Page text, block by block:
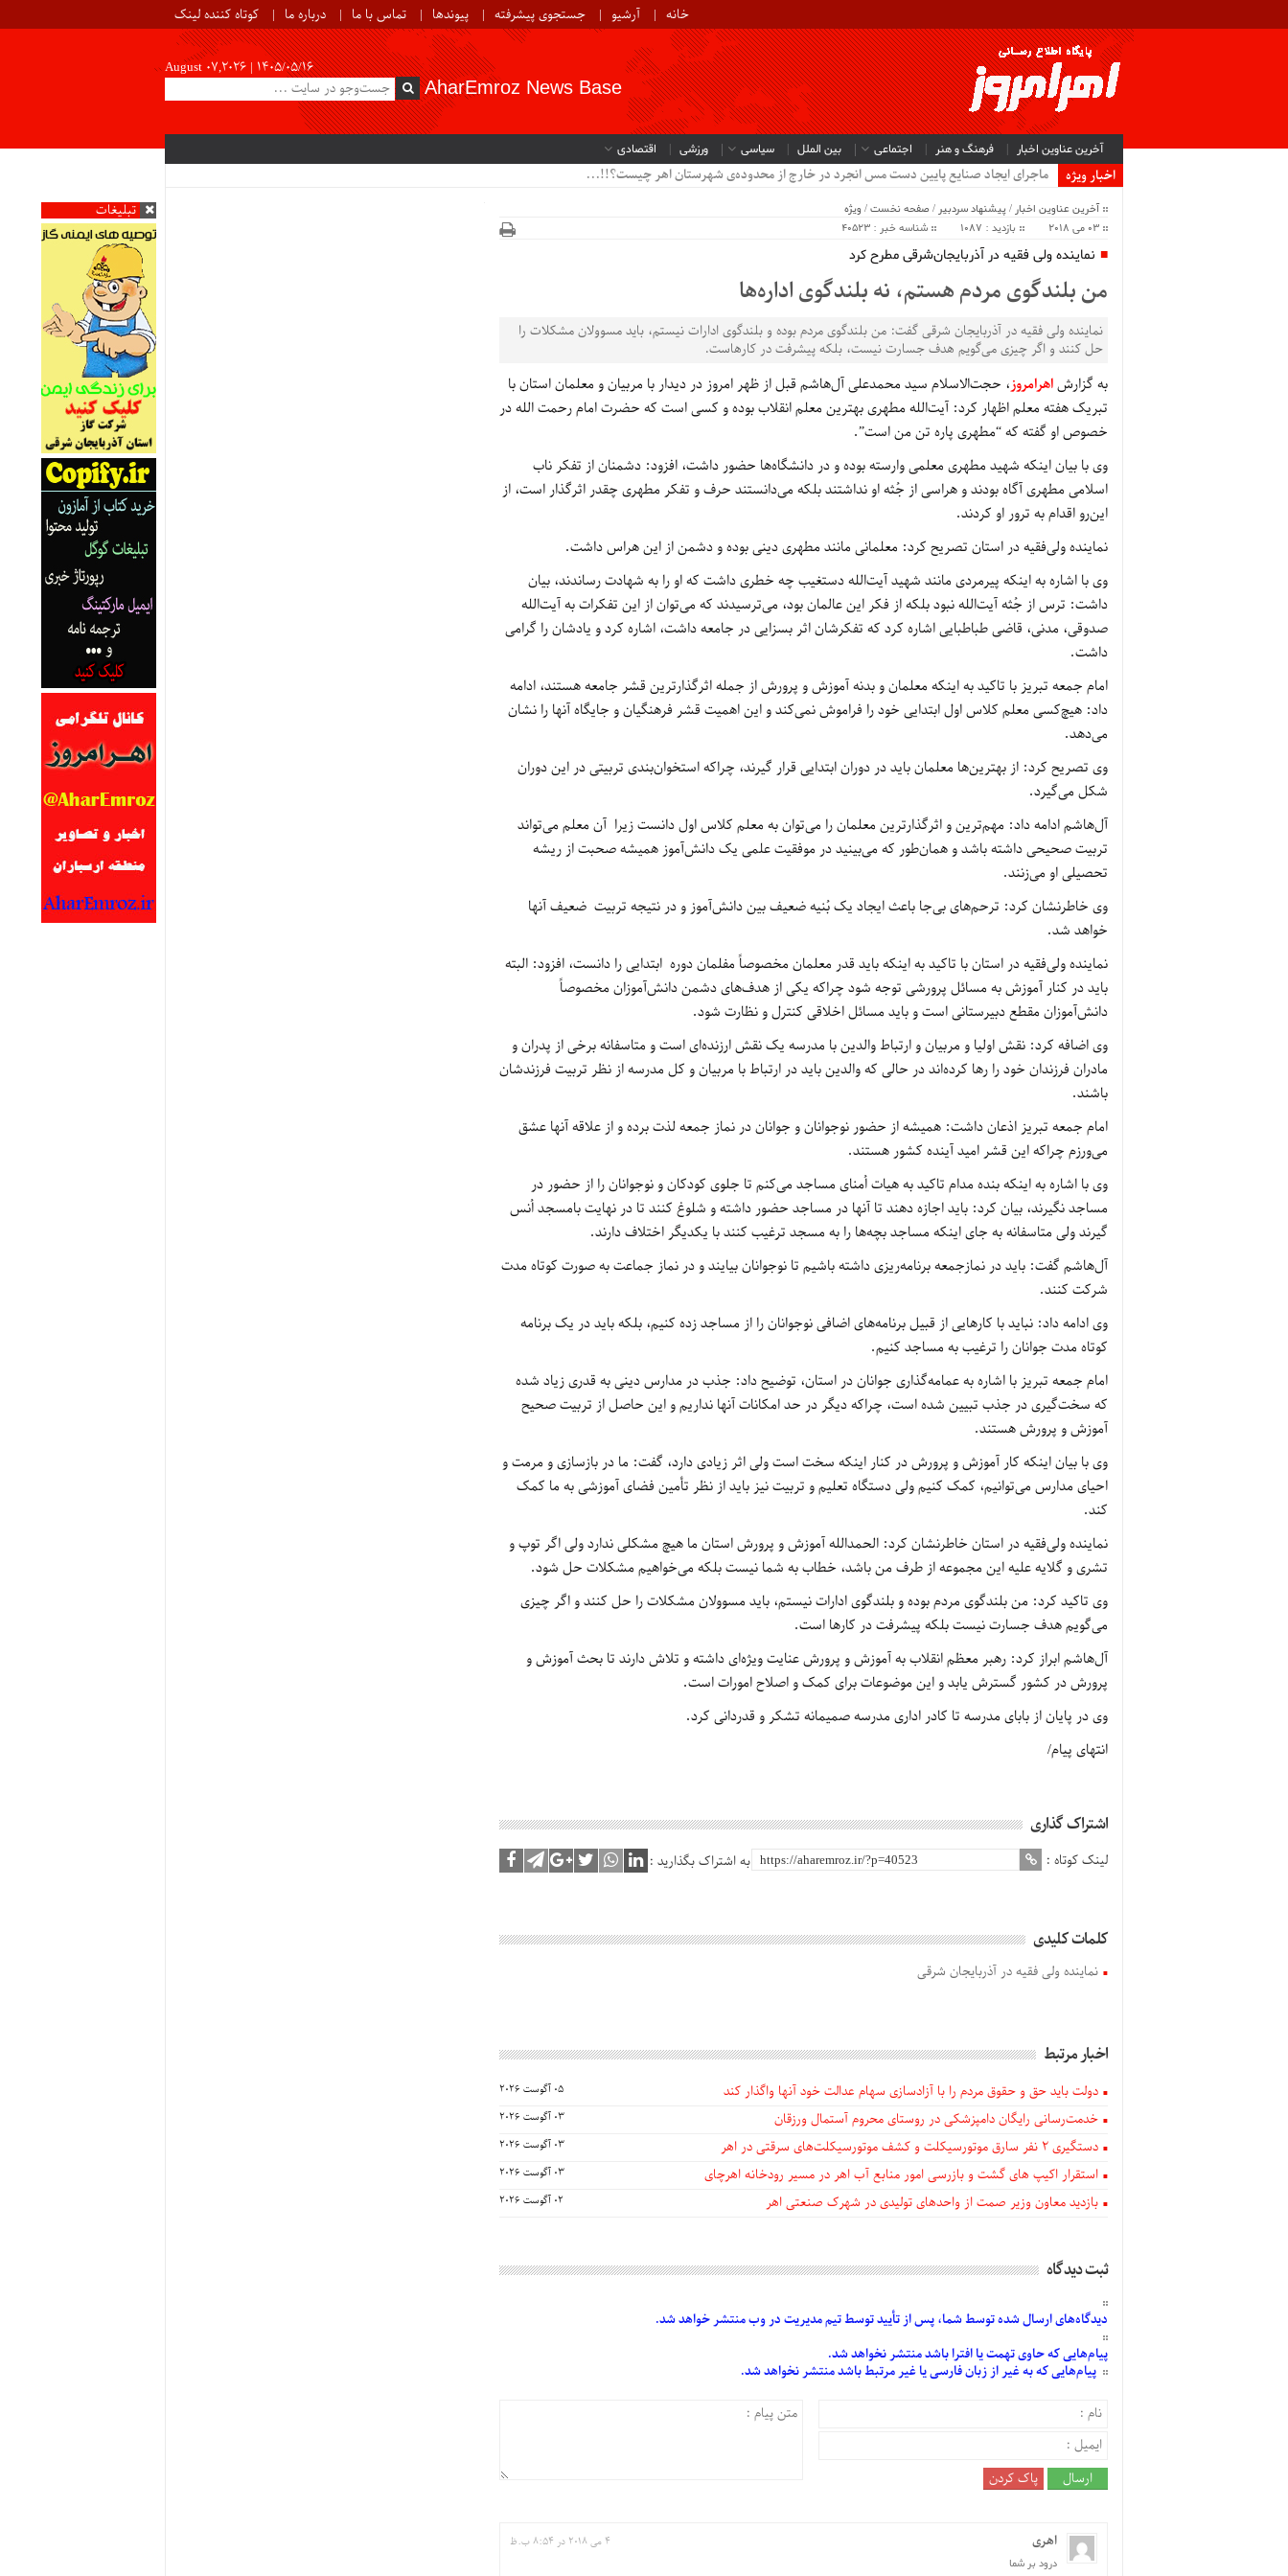
خانه آرشیو جستجوی پیشرفته پیوندها تماس با ما درباره ما کوتاه کننده لینک
August 07,2026 | ۱۴۰۵/۰۵/۱۶
AharEmroz News Base
آخرین عناوین اخبار فرهنگ و هنر اجتماعی بین الملل سیاسی ورزشی اقتصادی
اخبار ویژه
ماجرای ایجاد صنایع پایین دست مس انجرد در خارج از محدوده‌ی شهرستان اهر چیست؟!!...
تبلیغات
آخرین عناوین اخبار /پیشنهاد سردبیر /صفحه نخست/ ویژه
03 می 2018
بازدید : 1087 شناسه خبر : 40523
نماینده ولی فقیه در آذربایجان‌شرقی مطرح کرد
من بلندگوی مردم هستم، نه بلندگوی اداره‌ها
نماینده ولی فقیه در آذربایجان شرقی گفت: من بلندگوی مردم بوده و بلندگوی ادارات نیستم، باید مسوولان مشکلات را
حل کنند و اگر چیزی می‌گویم هدف جسارت نیست، بلکه پیشرفت در کارهاست.
به گزارشاهرامروز، حجت‌الاسلام سید محمدعلی آل‌هاشم قبل از ظهر امروز در دیدار با مربیان و معلمان استان با
تبریک هفته معلم اظهار کرد: آیت‌الله مطهری بهترین معلم انقلاب بوده و کسی است که حضرت امام رحمت الله در
خصوص او گفته که “مطهری پاره تن من است”.
وی با بیان اینکه شهید مطهری معلمی وارسته بوده و در دانشگاه‌ها حضور داشت، افزود: دشمنان از تفکر ناب
اسلامی مطهری آگاه بودند و هراسی از جُثه او نداشتند بلکه می‌دانستند حرف و تفکر مطهری چقدر اثرگذار است، از
این‌رو اقدام به ترور او کردند.
نماینده ولی‌فقیه در استان تصریح کرد: معلمانی مانند مطهری دینی بوده و دشمن از این هراس داشت.
وی با اشاره به اینکه پیرمردی مانند شهید آیت‌الله دستغیب چه خطری داشت که او را به شهادت رساندند، بیان
داشت: ترس از جُثه آیت‌الله نبود بلکه از فکر این عالمان بود، می‌ترسیدند که می‌توان از این تفکرات به آیت‌الله
صدوقی، مدنی، قاضی طباطبایی اشاره کرد که تفکرشان اثر بسزایی در جامعه داشت‌، اشاره کرد و یادشان را گرامی‌
داشت.
امام جمعه تبریز با تاکید به اینکه معلمان و بدنه آموزش و پرورش از جمله اثرگذارترین قشر جامعه هستند، ادامه
داد: هیچ‌کسی معلم کلاس اول ابتدایی خود را فراموش نمی‌کند و این اهمیت قشر فرهنگیان و جایگاه آنها را نشان
می‌دهد.
وی تصریح کرد: از بهترین‌ها معلمان باید در دوران ابتدایی قرار گیرند، چراکه استخوان‌بندی تربیتی در این دوران
شکل می‌گیرد.
آل‌هاشم ادامه داد: مهم‌ترین و اثرگذارترین معلمان را می‌توان به معلم کلاس اول دانست زیرا آن معلم می‌تواند
تربیت صحیحی داشته باشد و همان‌طور که می‌بینید در موفقیت علمی یک دانش‌آموز همیشه صحبت از ریشه
تحصیلی او می‌زنند.
وی خاطرنشان کرد: ترحم‌های بی‌جا باعث ایجاد یک بُنیه ضعیف بین دانش‌آموز و در نتیجه تربیت ضعیف آنها
خواهد شد.
نماینده ولی‌فقیه در استان با تاکید به اینکه باید قدر معلمان مخصوصاً مفلمان دوره ابتدایی را دانست، افزود: البته
باید در کنار آموزش به مسائل پرورشی توجه شود چراکه یکی از هدف‌های دشمن دانش‌آموزان مخصوصاً
دانش‌آموزان مقطع دبیرستانی است و باید مسائل اخلاقی کنترل و نظارت شود.
وی اضافه کرد: نقش اولیا و مربیان و ارتباط والدین با مدرسه یک نقش ارزنده‌ای است و متاسفانه برخی از پدران و
مادران فرزندان خود را رها کرده‌اند در حالی که والدین باید در ارتباط با مربیان و کل مدرسه از نظر تربیت فرزندشان
باشند.
امام جمعه تبریز اذعان داشت: همیشه از حضور نوجوانان و جوانان در نماز جمعه لذت برده و از علاقه آنها عشق
می‌ورزم چراکه این قشر امید آینده کشور هستند.
وی با اشاره به اینکه بنده مدام تاکید به هیات اُمنای مساجد می‌کنم تا جلوی کودکان و نوجوانان را از حضور در
مساجد نگیرند، بیان کرد: باید اجازه دهند تا آنها در مساجد حضور داشته و شلوغ کنند تا در نهایت بامسجد اُنس
گیرند ولی متاسفانه به جای اینکه مساجد بچه‌ها را به مسجد ترغیب کنند با یکدیگر اختلاف دارند.
آل‌هاشم گفت: باید در نمازجمعه برنامه‌ریزی داشته باشیم تا نوجوانان بیایند و در نماز جماعت به صورت کوتاه مدت
شرکت کنند.
وی ادامه داد: نباید با کارهایی از قبیل برنامه‌های اضافی نوجوانان را از مساجد زده کنیم، بلکه باید در یک برنامه
کوتاه مدت جوانان را ترغیب به مساجد کنیم.
امام جمعه تبریز با اشاره به عمامه‌گذاری جوانان در استان، توضیح داد: جذب در مدارس دینی به قدری زیاد شده
که سخت‌گیری در جذب تبیین شده است، چراکه دیگر در حد امکانات آنها نداریم و این حاصل از تربیت صحیح
آموزش و پرورش هستند.
وی با بیان اینکه کار آموزش و پرورش در کنار اینکه سخت است ولی اثر زیادی دارد، گفت: ما در بازسازی و مرمت و
احیای مدارس می‌توانیم، کمک کنیم ولی دستگاه تعلیم و تربیت نیز باید از نظر تأمین فضای آموزشی به ما کمک
کند.
نماینده ولی‌فقیه در استان خاطرنشان کرد: الحمدالله آموزش و پرورش استان ما هیچ مشکلی ندارد ولی اگر توپ و
تشری و گلایه علیه این مجموعه از طرف من باشد، خطاب به شما نیست بلکه می‌خواهیم مشکلات حل شود.
وی تاکید کرد: من بلندگوی مردم بوده و بلندگوی ادارات نیستم، باید مسوولان مشکلات را حل کنند و اگر چیزی
می‌گویم هدف جسارت نیست بلکه پیشرفت در کارها است.
آل‌هاشم ابراز کرد: رهبر معظم انقلاب به آموزش و پرورش عنایت ویژه‌ای داشته و تلاش دارند تا بحث آموزش و
پرورش در کشور گسترش یابد و این موضوعات برای کمک و اصلاح امورات است.
وی در پایان از بابای مدرسه تا کادر اداری مدرسه صمیمانه تشکر و قدردانی کرد.
انتهای پیام/
اشتراک گذاری
لینک کوتاه : به اشتراک بگذارید :
کلمات کلیدی
نماینده ولی فقیه در آذربایجان شرقی
اخبار مرتبط
دولت باید حق و حقوق مردم را با آزادسازی سهام عدالت خود آنها واگذار کند 05 آگوست 2026
خدمت‌رسانی رایگان دامپزشکی در روستای محروم آستمال ورزقان 03 آگوست 2026
دستگيری ۲ نفر سارق موتورسیکلت و کشف موتورسیکلت‌های سرقتی در اهر 03 آگوست 2026
استقرار اکیپ های گشت و بازرسی امور منابع آب اهر در مسیر رودخانه اهرچای 03 آگوست 2026
بازدید معاون وزیر صمت از واحدهای تولیدی در شهرک صنعتی اهر 02 آگوست 2026
ثبت دیدگاه
دیدگاه‌هایارسالشدهتوسط شما، پس از تأییدتوسط تیم مدیریت در وب منتشر خواهد شد.
پیام‌هاییکه حاوی تهمت یا افترا باشد منتشر نخواهد شد.
پیام‌هاییکه به غیر از زبان فارسی یا غیر مرتبط باشد منتشر نخواهد شد.
اهری 4 می 2018 در 8:54 ب.ظ
درود بر شما